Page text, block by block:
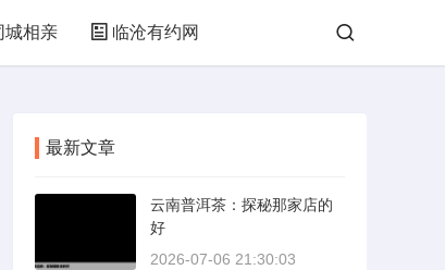
城相亲 临沧有约网
最新文章
云南普洱茶：探秘那家店的
好
2026-07-06 21:30:03